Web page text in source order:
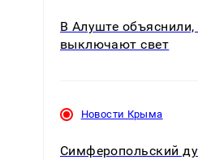
В Алуште
выключают свет
Новости Крыма
Симферопольский